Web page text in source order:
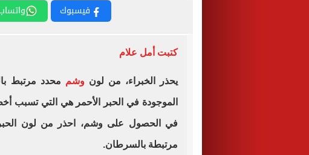
فيسبوك
كتبت أمل علام
يحذر الخبراء، من لون وشم محدد مرتبط
الموجودة في الحبر الأحمر هي التي تسبب
في الحصول على وشم، احذر من لون
مرتبطة بالسرطان.